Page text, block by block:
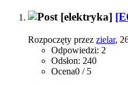
[elektryka]
Rozpoczęty przez zielar,
Odpowiedzi: 2
Odsłon: 240
Ocena0 / 5